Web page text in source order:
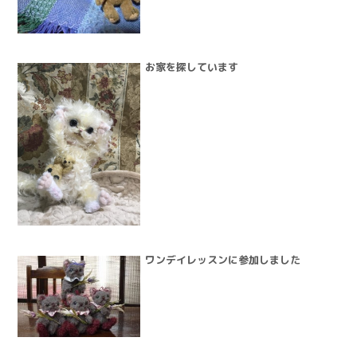
お家を探しています
ワンデイレッスンに参加しました